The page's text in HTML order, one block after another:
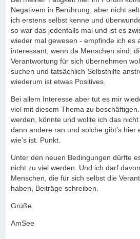
Negativem in Berührung, aber nicht
ich erstens selbst kenne und
so war das jedenfalls mal und ist es
wieder mal gewesen - empfinde ich es
interessant, wenn da Menschen sind,
Verantwortung für sich übernehmen
suchen und tatsächlich Selbsthilfe
wiederum ist etwas Positives.
Bei allem Interesse aber tut es mir
viel mit diesem Thema zu
werden, könnte und wollte ich das
dann andere ran und solche gibt’s hier
wie’s ist. Punkt.
Unter den neuen Bedingungen dürfte
nicht zu viel werden. Und ich darf
Menschen, die für sich selbst die
haben, Beiträge schreiben.
Grüße
AmSee